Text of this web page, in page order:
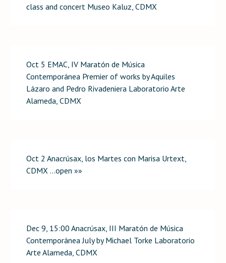
class and concert Museo Kaluz, CDMX
Oct 5 EMAC, IV Maratón de Música
Contemporánea Premier of works by Aquiles
Lázaro and Pedro Rivadeniera Laboratorio Arte
Alameda, CDMX
Oct 2 Anacrúsax, los Martes con Marisa Urtext,
CDMX …open »»
Dec 9, 15:00 Anacrúsax, III Maratón de Música
Contemporánea July by Michael Torke Laboratorio
Arte Alameda, CDMX